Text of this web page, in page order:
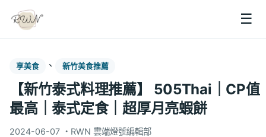
☰
享美食 、 新竹美食推薦
【新竹泰式料理推薦】 505Thai｜CP值
最高｜泰式定食｜超厚月亮蝦餅
2024-06-07 ・ RWN 雲端燈號編輯部